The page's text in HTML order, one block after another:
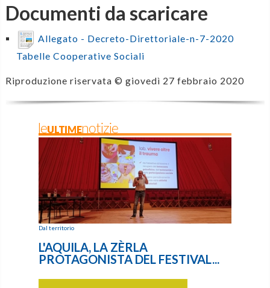
Documenti da scaricare
Allegato - Decreto-Direttoriale-n-7-2020
Tabelle Cooperative Sociali
Riproduzione riservata © giovedì 27 febbraio 2020
leULTIMEnotizie
Dal territorio
L'AQUILA, LA ZÈRLA
PROTAGONISTA DEL FESTIVAL...